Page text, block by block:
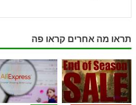
תראו מה אחרים קראו פה